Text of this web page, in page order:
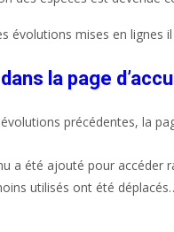
évolutions mises en lignes
la page
précédentes, la
a été ajouté pour accéder
utilisés ont été